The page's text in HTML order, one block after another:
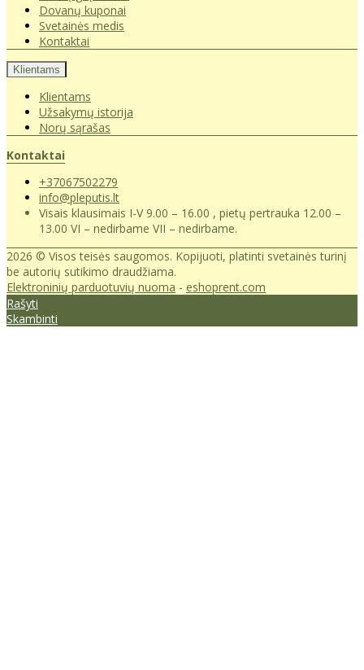
Dovanų kuponai
Svetainės medis
Kontaktai
Klientams
Klientams
Užsakymų istorija
Norų sąrašas
Kontaktai
+37067502279
info@pleputis.lt
Visais klausimais I-V 9.00 – 16.00 , pietų pertrauka 12.00 –
13.00 VI – nedirbame VII – nedirbame.
2026 © Visos teisės saugomos. Kopijuoti, platinti svetainės turinį
be autorių sutikimo draudžiama.
Elektroninių parduotuvių nuoma - eshoprent.com
Rašyti
Skambinti